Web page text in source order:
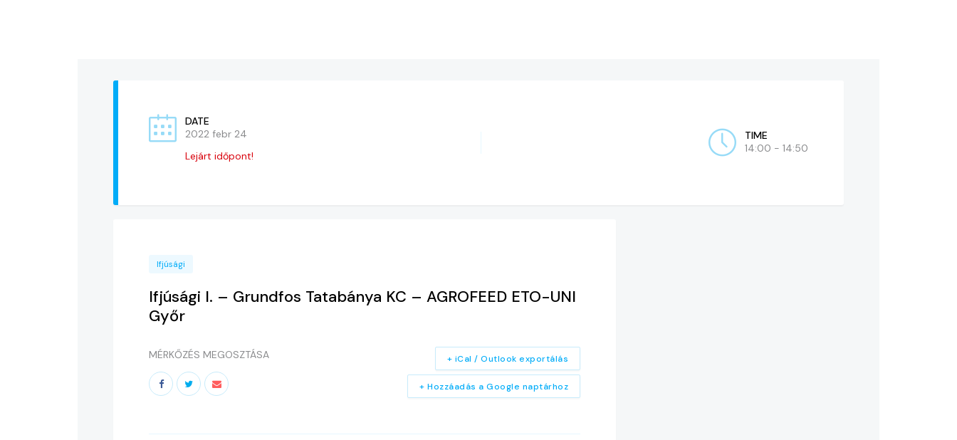
DATE
2022 febr 24
Lejárt időpont!
TIME
14:00 - 14:50
Ifjúsági
Ifjúsági I. – Grundfos Tatabánya KC – AGROFEED ETO-UNI
Győr
MÉRKŐZÉS MEGOSZTÁSA
+ Hozzáadás a Google naptárhoz
+ iCal / Outlook exportálás